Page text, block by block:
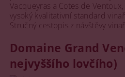
Vacqueyras a Cotes de
vysoký kvalitativní standard
Stručný cestopis z návštěvy
Domaine Grand
nejvyššího lovčího)